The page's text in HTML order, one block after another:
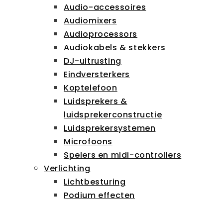
Audio-accessoires
Audiomixers
Audioprocessors
Audiokabels & stekkers
DJ-uitrusting
Eindversterkers
Koptelefoon
Luidsprekers &
luidsprekerconstructie
Luidsprekersystemen
Microfoons
Spelers en midi-controllers
Verlichting
Lichtbesturing
Podium effecten